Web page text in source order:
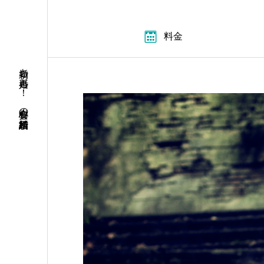
初婚も再婚も！ 安心料金の結婚相談所
料金